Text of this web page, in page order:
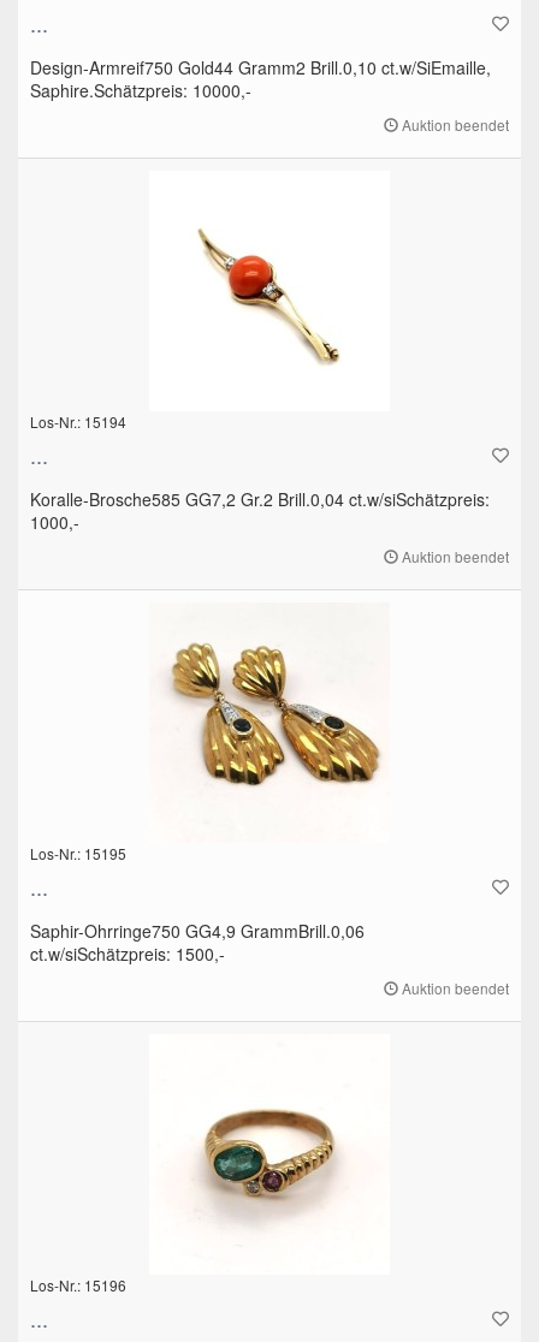
...
Design-Armreif750 Gold44 Gramm2 Brill.0,10 ct.w/SiEmaille,
Saphire.Schätzpreis: 10000,-
Auktion beendet
Los-Nr.: 15194
...
Koralle-Brosche585 GG7,2 Gr.2 Brill.0,04 ct.w/siSchätzpreis:
1000,-
Auktion beendet
Los-Nr.: 15195
...
Saphir-Ohrringe750 GG4,9 GrammBrill.0,06
ct.w/siSchätzpreis: 1500,-
Auktion beendet
Los-Nr.: 15196
...